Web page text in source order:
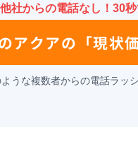
社からの電話なし！30
アクアの 「現状
うな複数者からの電話ラッ